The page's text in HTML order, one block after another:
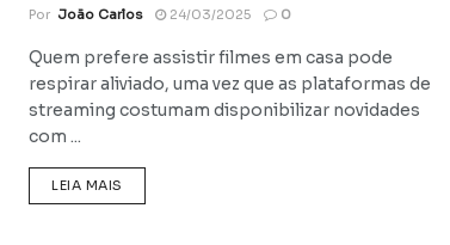
Por João Carlos 24/03/2025 0
Quem prefere assistir filmes em casa pode
respirar aliviado, uma vez que as plataformas de
streaming costumam disponibilizar novidades
com ...
LEIA MAIS